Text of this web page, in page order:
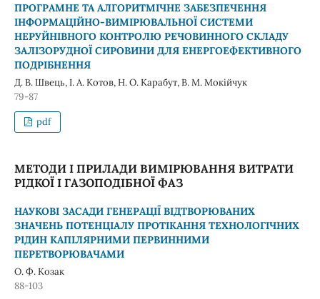
ПРОГРАМНЕ ТА АЛГОРИТМІЧНЕ ЗАБЕЗПЕЧЕННЯ
ІНФОРМАЦІЙНО-ВИМІРЮВАЛЬНОЇ СИСТЕМИ
НЕРУЙНІВНОГО КОНТРОЛЮ РЕЧОВИННОГО СКЛАДУ
ЗАЛІЗОРУДНОЇ СИРОВИНИ ДЛЯ ЕНЕРГОЕФЕКТИВНОГО
ПОДРІБНЕННЯ
Д. В. Швець, І. А. Котов, Н. O. Карабут, B. M. Мокійчук
79-87
pdf
МЕТОДИ І ПРИЛАДИ ВИМІРЮВАННЯ ВИТРАТИ
РІДКОЇ І ГАЗОПОДІБНОЇ ФАЗ
НАУКОВІ ЗАСАДИ ГЕНЕРАЦІЇ ВІДТВОРЮВАНИХ
ЗНАЧЕНЬ ПОТЕНЦІАЛУ ПРОТІКАННЯ ТЕХНОЛОГІЧНИХ
РІДИН КАПІЛЯРНИМИ ПЕРВИННИМИ
ПЕРЕТВОРЮВАЧАМИ
О. Ф. Козак
88-103